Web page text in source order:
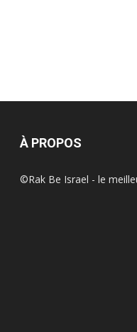
À PROPOS
©Rak Be Israel - le